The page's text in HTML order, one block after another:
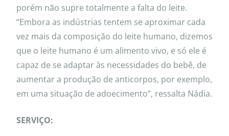
porém não supre totalmente a falta do leite.
“Embora as indústrias tentem se aproximar cada
vez mais da composição do leite humano, dizemos
que o leite humano é um alimento vivo, e só ele é
capaz de se adaptar às necessidades do bebê, de
aumentar a produção de anticorpos, por exemplo,
em uma situação de adoecimento”, ressalta Nádia.
SERVIÇO: